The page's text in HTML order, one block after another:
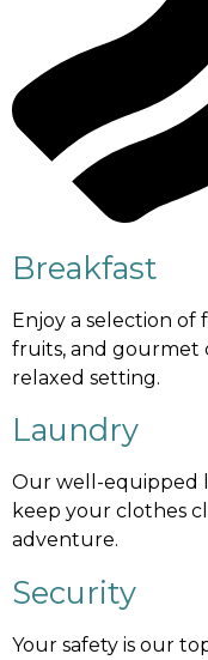
Breakfast
Enjoy a selection of
fruits, and gourmet
relaxed setting.
Laundry
Our well-equipped
keep your clothes
adventure.
Security
Your safety is our